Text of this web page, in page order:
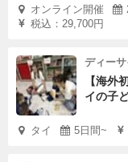
オンライン開催
税込：29,700円
ディー
【海外
イの子
タイ 5日間~